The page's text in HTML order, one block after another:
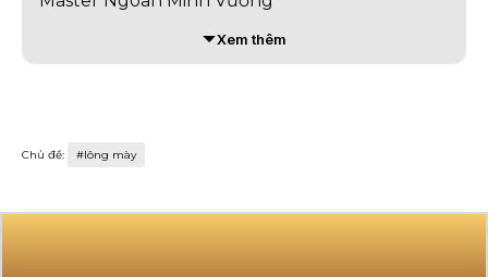
Xem thêm
Chủ đề: #lông mày